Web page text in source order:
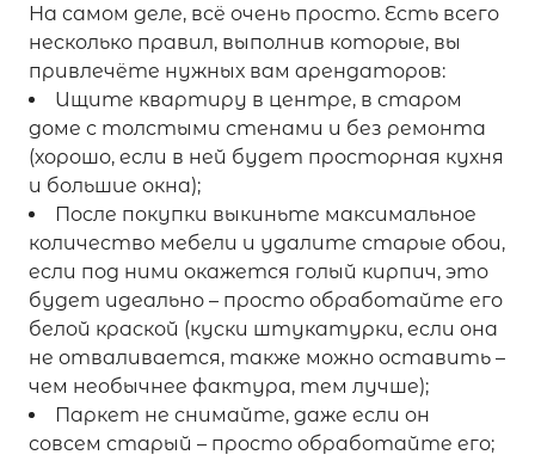
На самом деле, всё очень просто. Есть всего
несколько правил, выполнив которые, вы
привлечёте нужных вам арендаторов:
Ищите квартиру в центре, в старом
доме с толстыми стенами и без ремонта
(хорошо, если в ней будет просторная кухня
и большие окна);
После покупки выкиньте максимальное
количество мебели и удалите старые обои,
если под ними окажется голый кирпич, это
будет идеально – просто обработайте его
белой краской (куски штукатурки, если она
не отваливается, также можно оставить –
чем необычнее фактура, тем лучше);
Паркет не снимайте, даже если он
совсем старый – просто обработайте его;